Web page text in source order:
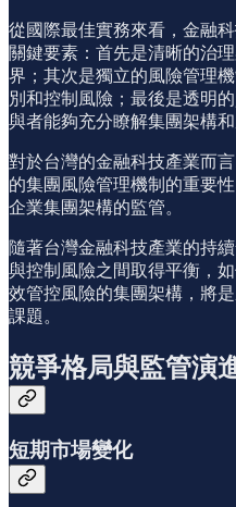
從國際最佳實務來看，金融
關鍵要素：首先是清晰的治
界；其次是獨立的風險管理
別和控制風險；最後是透明
與者能夠充分瞭解集團架構和
對於台灣的金融科技產業而
的集團風險管理機制的重要
企業集團架構的監管。
隨著台灣金融科技產業的持
與控制風險之間取得平衡，
效管控風險的集團架構，將
課題。
競爭格局與監管演
短期市場變化